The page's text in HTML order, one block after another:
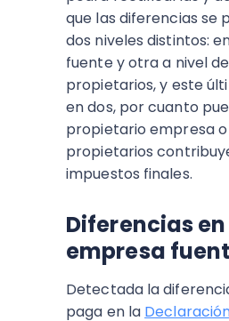
que las diferencias se
dos niveles distintos:
fuente y otra a nivel
propietarios, y este
en dos, por cuanto
propietario empresa
propietarios
impuestos finales.
Diferencias
empresa
Detectada la
paga en la